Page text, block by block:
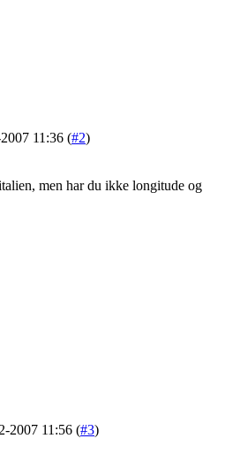
11:36 (#2)
men har du ikke longitude og
2007 11:56 (#3)